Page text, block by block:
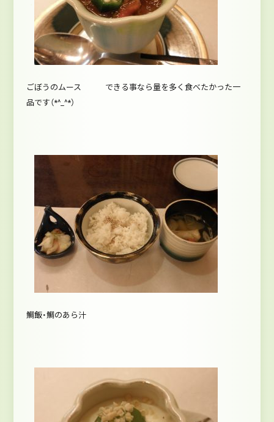
ごぼうのムース できる事なら量を多く食べたかった一
品です（*^_^*）
鯛飯・鯛のあら汁